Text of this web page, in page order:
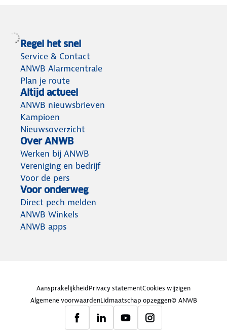
Regel het snel
Service & Contact
ANWB Alarmcentrale
Plan je route
Altijd actueel
ANWB nieuwsbrieven
Kampioen
Nieuwsoverzicht
Over ANWB
Werken bij ANWB
Vereniging en bedrijf
Voor de pers
Voor onderweg
Direct pech melden
ANWB Winkels
ANWB apps
AansprakelijkheidPrivacy statementCookies wijzigen
Algemene voorwaardenLidmaatschap opzeggen© ANWB